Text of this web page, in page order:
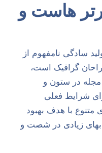
هاست و
سادگی نامفهوم از
گرافیک است،
مجله در ستون و
شرایط فعلی
متنوع با هدف بهبود
زیادی در شصت و